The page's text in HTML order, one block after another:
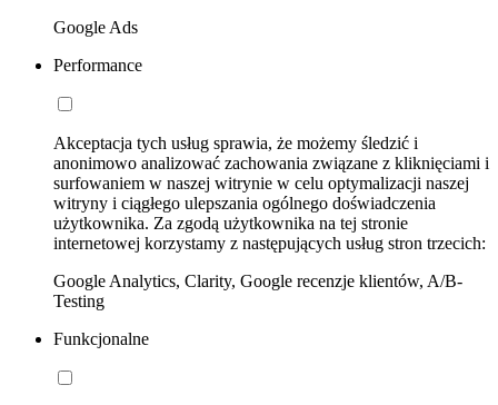
Google Ads
Performance
Akceptacja tych usług sprawia, że możemy śledzić i
anonimowo analizować zachowania związane z kliknięciami i
surfowaniem w naszej witrynie w celu optymalizacji naszej
witryny i ciągłego ulepszania ogólnego doświadczenia
użytkownika. Za zgodą użytkownika na tej stronie
internetowej korzystamy z następujących usług stron trzecich:
Google Analytics, Clarity, Google recenzje klientów, A/B-
Testing
Funkcjonalne